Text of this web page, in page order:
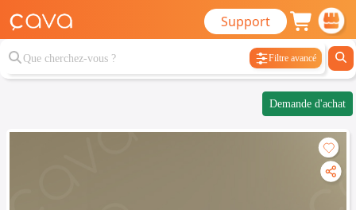
Support
Filtre avancé
Demande d'achat